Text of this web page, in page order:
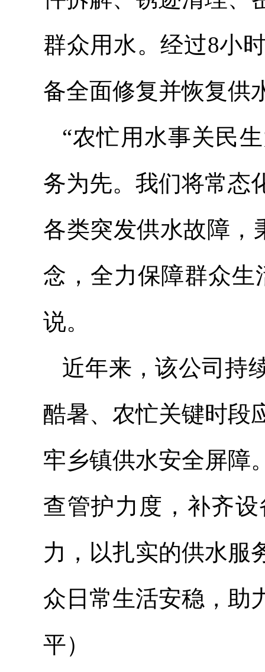
群众用水。经过8小
备全面修复并恢复供
“农忙用水事关民
务为先。我们将常态
各类突发供水故障，
念，全力保障群众生
说。
近年来，该公司持
酷暑、农忙关键时段
牢乡镇供水安全屏障
查管护力度，补齐
力，以扎实的供水服
众日常生活安稳，助
平）